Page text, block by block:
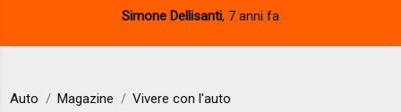
d
e
o
Simone Dellisanti, 7 anni fa
Auto Magazine Vivere con l'auto